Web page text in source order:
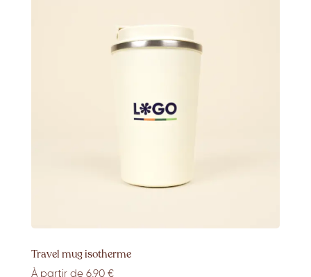
Travel mug isotherme
À partir de 6,90€